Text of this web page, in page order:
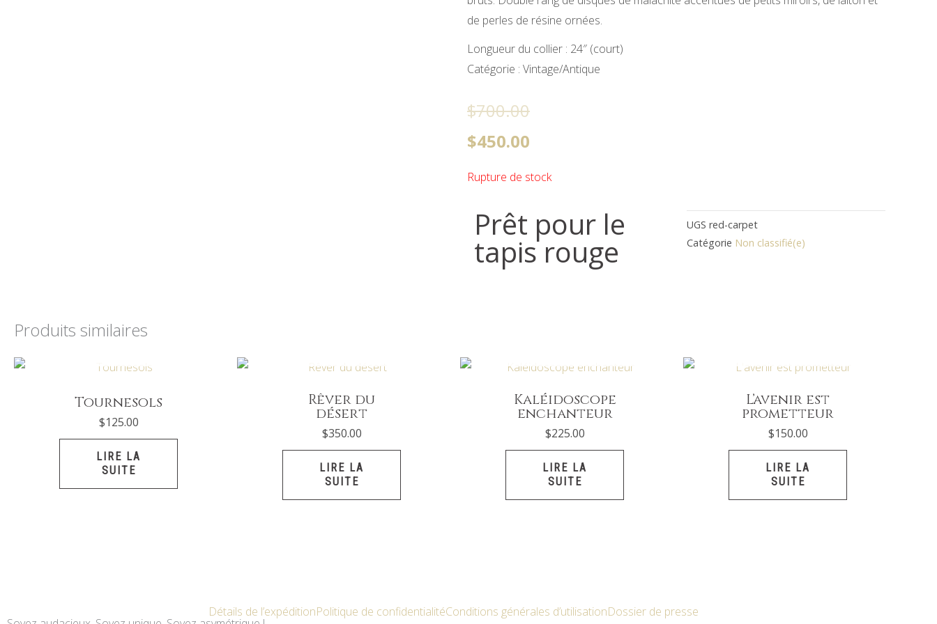
de perles de résine ornées.
Longueur du collier : 24″ (court)
Catégorie : Vintage/Antique
$700.00
Le
prix
initial
$700.00.
$450.00
Le
prix
actuel
$450.00.
Rupture de stock
Prêt pour le
tapis rouge
UGS red-carpet
Catégorie Non classifié(e)
Produits similaires
Tournesols
$125.00
LIRE LA
SUITE
Rêver du
désert
$350.00
LIRE LA
SUITE
Kaléidoscope
enchanteur
$225.00
LIRE LA
SUITE
L’avenir est
prometteur
$150.00
LIRE LA
SUITE
Détails de l’expéditionPolitique de confidentialitéConditions générales d’utilisationDossier de presse